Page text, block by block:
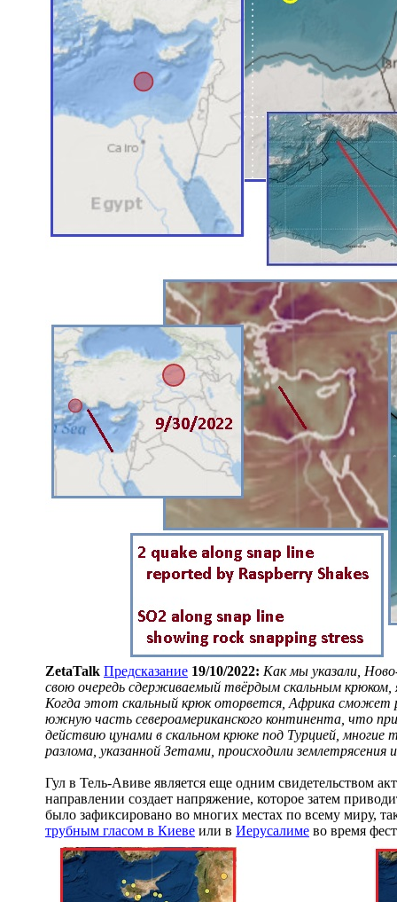
ZetaTalk Предсказание 19/10/2022: Как мы указали,
свою очередь сдерживаемый твёрдым скальным
Когда этот скальный крюк оторвется, Африка сможет
южную часть североамериканского континента, что
действию цунами в скальном крюке под Турцией,
разлома, указанной Зетами, происходили землетрясения
Гул в Тель-Авиве является еще одним свидетельством
направлении создает напряжение, которое затем
было зафиксировано во многих местах по всему миру,
трубным гласом в Киеве или в Иерусалиме во время